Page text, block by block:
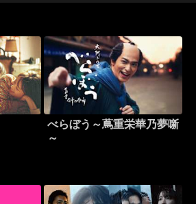
べらぼう～蔦重栄華乃夢噺
～